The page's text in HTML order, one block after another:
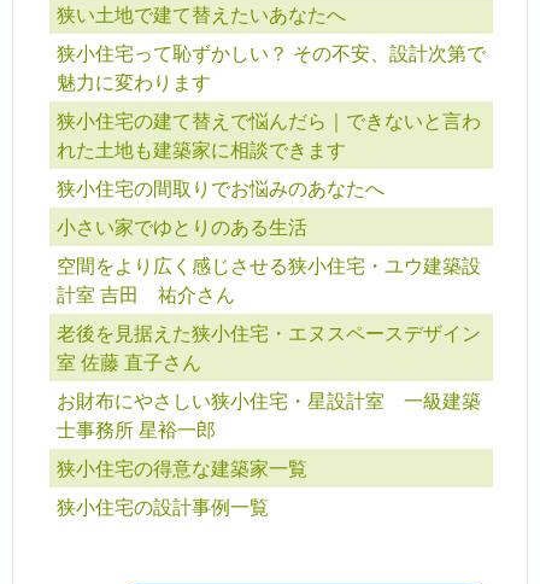
狭い土地で建て替えたいあなたへ
狭小住宅って恥ずかしい？ その不安、設計次第で
魅力に変わります
狭小住宅の建て替えで悩んだら｜できないと言わ
れた土地も建築家に相談できます
狭小住宅の間取りでお悩みのあなたへ
小さい家でゆとりのある生活
空間をより広く感じさせる狭小住宅・ユウ建築設
計室 吉田 祐介さん
老後を見据えた狭小住宅・エヌスペースデザイン
室 佐藤 直子さん
お財布にやさしい狭小住宅・星設計室 一級建築
士事務所 星裕一郎
狭小住宅の得意な建築家一覧
狭小住宅の設計事例一覧